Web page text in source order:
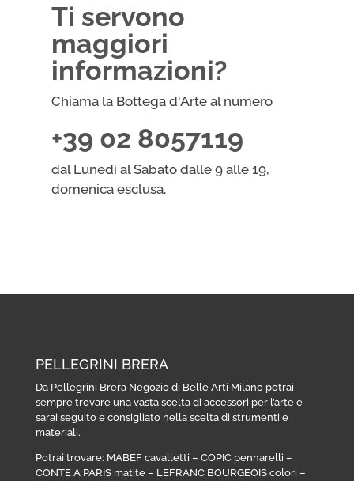
Ti servono
maggiori
informazioni?
Chiama la Bottega d'Arte al numero
+39 02 8057119
dal Lunedì al Sabato dalle 9 alle 19,
domenica esclusa.
PELLEGRINI BRERA
Da Pellegrini Brera Negozio di Belle Arti Milano potrai
sempre trovare una vasta scelta di accessori per l’arte e
sarai seguito e consigliato nella scelta di strumenti e
materiali.
Potrai trovare: MABEF cavalletti – COPIC pennarelli –
CONTE A PARIS matite– LEFRANC BOURGEOIS colori –